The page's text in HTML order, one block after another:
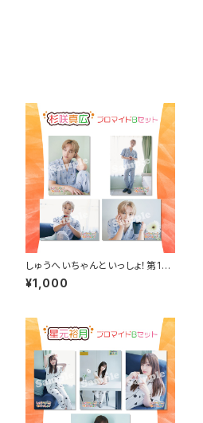
しゅうへいちゃんといっしょ！第10
夜ブロマイドB（杉咲真広）
¥1,000